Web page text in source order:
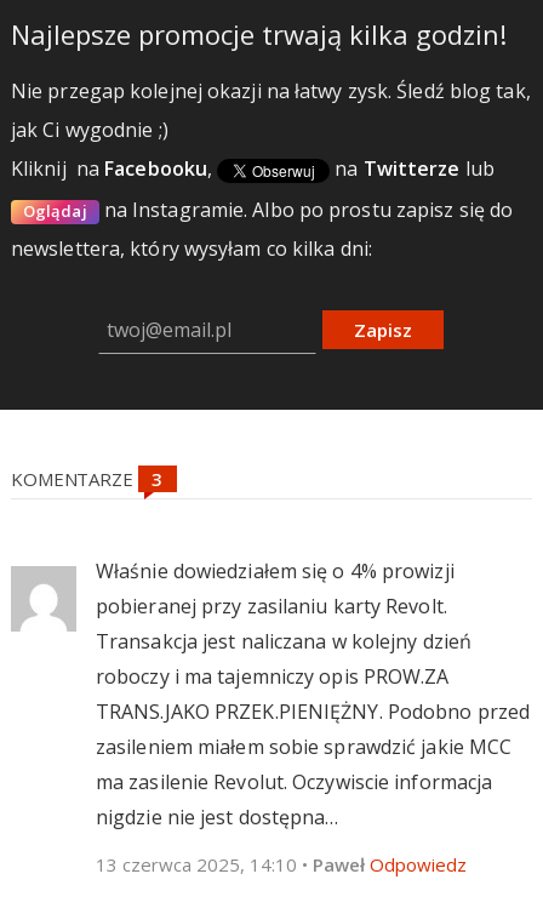
Najlepsze promocje trwają kilka godzin!
Nie przegap kolejnej okazji na łatwy zysk. Śledź blog tak,
jak Ci wygodnie ;)
Kliknij na Facebooku, na Twitterze lub
Oglądaj na Instagramie.Albo po prostu zapisz się do
newslettera, który wysyłam co kilka dni:
Zapisz
KOMENTARZE
Właśnie dowiedziałem się o 4% prowizji
pobieranej przy zasilaniu karty Revolt.
Transakcja jest naliczana w kolejny dzień
roboczy i ma tajemniczy opis PROW.ZA
TRANS.JAKO PRZEK.PIENIĘŻNY. Podobno przed
zasileniem miałem sobie sprawdzić jakie MCC
ma zasilenie Revolut. Oczywiscie informacja
nigdzie nie jest dostępna…
13 czerwca 2025, 14:10 • Paweł Odpowiedz